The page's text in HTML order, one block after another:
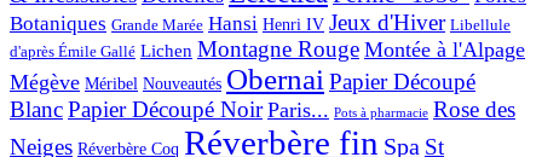
Botaniques Grande Marée Hansi Henri IV Jeux d'Hiver Libellule
d'après Émile Gallé Lichen Montagne Rouge Montée à l'Alpage
Mégève Méribel Nouveautés Obernai Papier Découpé
BlancPapier Découpé Noir Paris... Pots à pharmacie Rose des
Neiges Réverbère Coq Réverbère fin Spa St